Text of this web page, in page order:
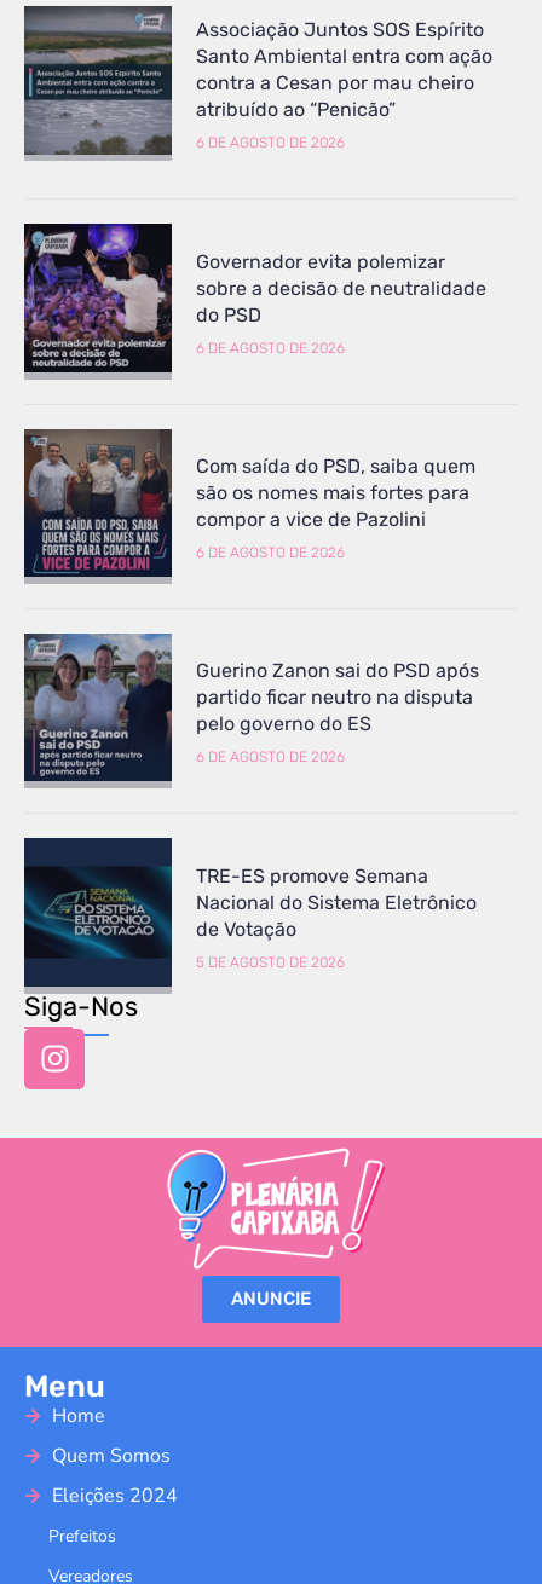
Associação Juntos SOS Espírito
Santo Ambiental entra com ação
contra a Cesan por mau cheiro
atribuído ao “Penicão”
6 DE AGOSTO DE 2026
Governador evita polemizar
sobre a decisão de neutralidade
do PSD
6 DE AGOSTO DE 2026
Com saída do PSD, saiba quem
são os nomes mais fortes para
compor a vice de Pazolini
6 DE AGOSTO DE 2026
Guerino Zanon sai do PSD após
partido ficar neutro na disputa
pelo governo do ES
6 DE AGOSTO DE 2026
TRE-ES promove Semana
Nacional do Sistema Eletrônico
de Votação
5 DE AGOSTO DE 2026
Siga-Nos
ANUNCIE
Menu
Home
Quem Somos
Eleições 2024
Prefeitos
Vereadores